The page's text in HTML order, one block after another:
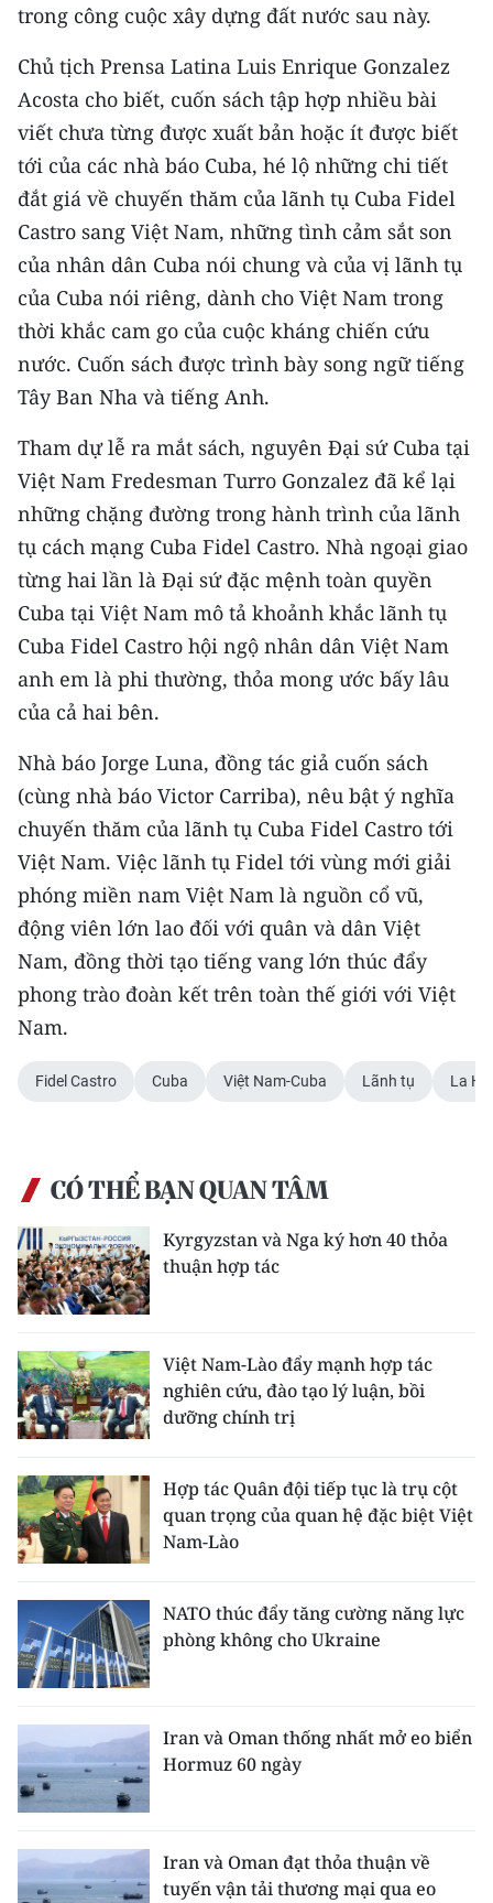
Media Thế giới
Media Thể thao
Media Giáo dục
Media Y tế
Media Khoa học - Công nghệ
Media Môi trường
Ảnh
Infographic
TIN MỚI
TIN ĐỊA PHƯƠNG
Trung du và miền núi phía Bắc
Đồng bằng sông Hồng
Bắc Trung Bộ
Duyên hải Nam Trung Bộ và Tây
Nguyên
Đông Nam Bộ
Đồng bằng sông Cửu Long
Chuyên trang Hà Nội
Chuyên trang TP. Hồ Chí Minh
CHUYÊN ĐỀ
CÁC CHUYÊN TRANG
VỀ BÁO NHÂN DÂN
NHÂN DÂN CUỐI TUẦN
NHÂN DÂN HẰNG THÁNG
MUA BÁO
ĐỌC BÁO IN
ENGLISH
中文
FRANÇAIS
ESPAÑOL
한국어
trong công cuộc xây dựng đất nước sau này.
Chủ tịch Prensa Latina Luis Enrique Gonzalez
Acosta cho biết, cuốn sách tập hợp nhiều bài
viết chưa từng được xuất bản hoặc ít được biết
tới của các nhà báo Cuba, hé lộ những chi tiết
đắt giá về chuyến thăm của lãnh tụ Cuba Fidel
Castro sang Việt Nam, những tình cảm sắt son
của nhân dân Cuba nói chung và của vị lãnh tụ
của Cuba nói riêng, dành cho Việt Nam trong
thời khắc cam go của cuộc kháng chiến cứu
nước. Cuốn sách được trình bày song ngữ tiếng
Tây Ban Nha và tiếng Anh.
Tham dự lễ ra mắt sách, nguyên Ðại sứ Cuba tại
Việt Nam Fredesman Turro Gonzalez đã kể lại
những chặng đường trong hành trình của lãnh
tụ cách mạng Cuba Fidel Castro. Nhà ngoại giao
từng hai lần là Ðại sứ đặc mệnh toàn quyền
Cuba tại Việt Nam mô tả khoảnh khắc lãnh tụ
Cuba Fidel Castro hội ngộ nhân dân Việt Nam
anh em là phi thường, thỏa mong ước bấy lâu
của cả hai bên.
Nhà báo Jorge Luna, đồng tác giả cuốn sách
(cùng nhà báo Victor Carriba), nêu bật ý nghĩa
chuyến thăm của lãnh tụ Cuba Fidel Castro tới
Việt Nam. Việc lãnh tụ Fidel tới vùng mới giải
phóng miền nam Việt Nam là nguồn cổ vũ,
động viên lớn lao đối với quân và dân Việt
Nam, đồng thời tạo tiếng vang lớn thúc đẩy
phong trào đoàn kết trên toàn thế giới với Việt
Nam.
Fidel Castro Cuba Việt Nam-Cuba Lãnh tụ La
CÓ THỂ BẠN QUAN TÂM
Kyrgyzstan và Nga ký hơn 40 thỏa
thuận hợp tác
Việt Nam-Lào đẩy mạnh hợp tác
nghiên cứu, đào tạo lý luận, bồi
dưỡng chính trị
Hợp tác Quân đội tiếp tục là trụ cột
quan trọng của quan hệ đặc biệt Việt
Nam-Lào
NATO thúc đẩy tăng cường năng lực
phòng không cho Ukraine
Iran và Oman thống nhất mở eo biển
Hormuz 60 ngày
Iran và Oman đạt thỏa thuận về
tuyến vận tải thương mại qua eo